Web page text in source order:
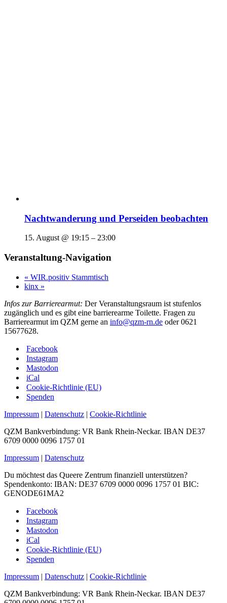
Nachtwanderung und Perseiden beobachten
15. August @ 19:15 – 23:00
Veranstaltung-Navigation
« WIR.positiv Stammtisch
kinx »
Infos zur Barrierearmut: Der Veranstaltungsraum ist stufenlos
zugänglich und es gibt eine barrierearme Toilette. Fragen zu
Barrierearmut im QZM gerne an info@qzm-rn.de oder 0621
15677628.
Facebook
Instagram
Mastodon
iCal
Cookie-Richtlinie (EU)
Spenden
Impressum | Datenschutz | Cookie-Richtlinie
QZM Bankverbindung: VR Bank Rhein-Neckar. IBAN DE37
6709 0000 0096 1757 01
Impressum | Datenschutz
Du möchtest das Queere Zentrum finanziell unterstützen?
Spendenkonto: IBAN: DE37 6709 0000 0096 1757 01 BIC:
GENODE61MA2
Facebook
Instagram
Mastodon
iCal
Cookie-Richtlinie (EU)
Spenden
Impressum | Datenschutz | Cookie-Richtlinie
QZM Bankverbindung: VR Bank Rhein-Neckar. IBAN DE37